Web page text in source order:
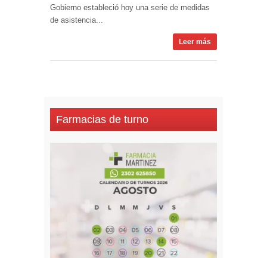
Gobierno estableció hoy una serie de medidas
de asistencia...
Leer más
Farmacias de turno